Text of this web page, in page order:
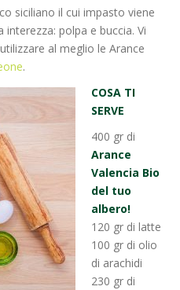
siciliano il cui impasto viene
interezza: polpa e buccia. Vi
al meglio le Arance
.
COSA TI
SERVE
400 gr di
Arance
Valencia Bio
del tuo
albero!
120 gr di latte
100 gr di olio
di arachidi
230 gr di